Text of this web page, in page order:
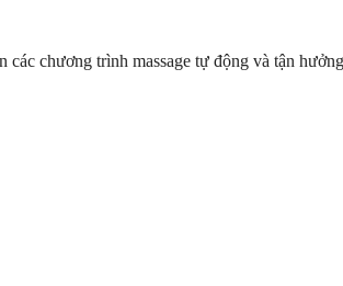
chương trình massage tự động và tận